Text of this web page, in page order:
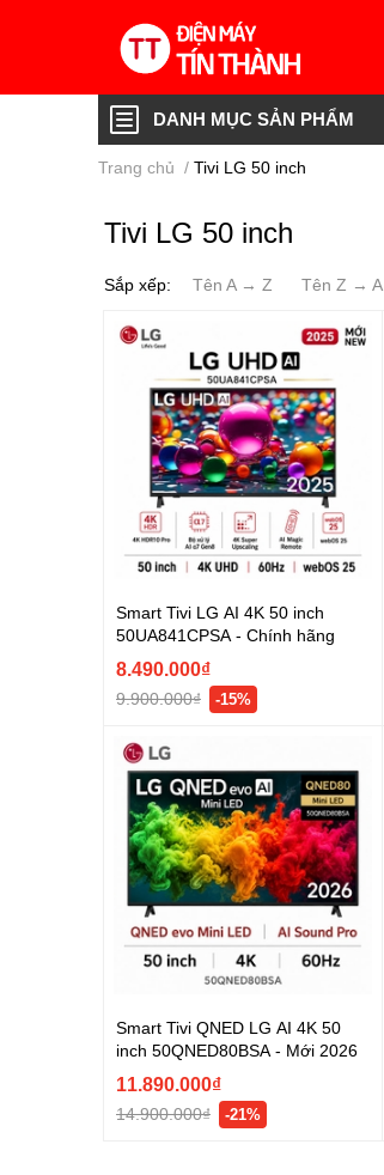
DANH MỤC SẢN PHẨM
Trang chủ / Tivi LG 50 inch
Tivi LG 50 inch
Sắp xếp: Tên A → Z Tên Z → A
Smart Tivi LG AI 4K 50 inch
50UA841CPSA - Chính hãng
8.490.000₫
9.900.000₫ -15%
Smart Tivi QNED LG AI 4K 50
inch 50QNED80BSA - Mới 2026
11.890.000₫
14.900.000₫ -21%